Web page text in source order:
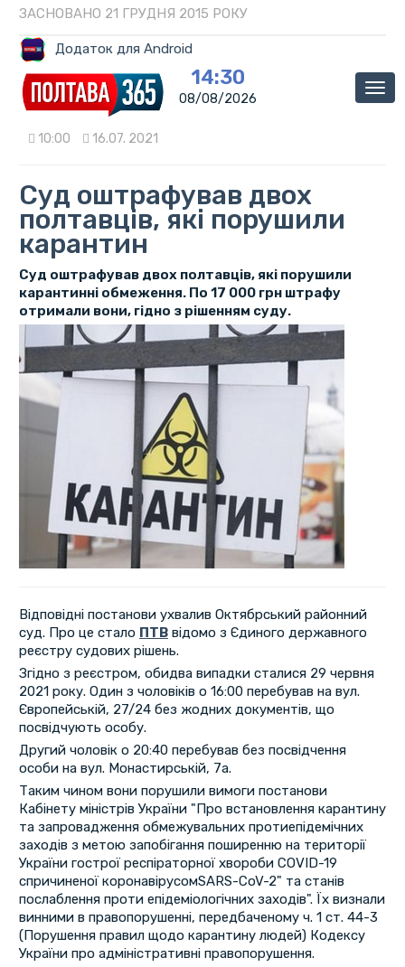
ЗАСНОВАНО 21 ГРУДНЯ 2015 РОКУ
Додаток для Android
14:30
08/08/2026
10:00 16.07. 2021
Суд оштрафував двох
полтавців, які порушили
карантин
Суд оштрафував двох полтавців, які порушили
карантинні обмеження. По 17 000 грн штрафу
отримали вони, гідно з рішенням суду.
Відповідні постанови ухвалив Октябрський районний
суд. Про це стало ПТВвідомо з Єдиного державного
реєстру судових рішень.
Згідно з реєстром, обидва випадки сталися 29 червня
2021 року. Один з чоловіків о 16:00 перебував на вул.
Європейській, 27/24 без жодних документів, що
посвідчують особу.
Другий чоловік о 20:40 перебував без посвідчення
особи на вул. Монастирській, 7а.
Таким чином вони порушили вимоги постанови
Кабінету міністрів України "Про встановлення карантину
та запровадження обмежувальних протиепідемічних
заходів з метою запобігання поширенню на території
України гострої респіраторної хвороби COVID-19
спричиненої коронавірусомSARS-CoV-2" та станів
послаблення проти епідеміологічних заходів". Їх визнали
винними в правопорушенні, передбаченому ч. 1 ст. 44-3
(Порушення правил щодо карантину людей) Кодексу
України про адміністративні правопорушення.